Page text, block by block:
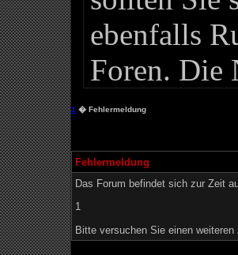
ebenfalls
Foren. Die
1 � Fehlermeldung
Fehlermeldung
Das Forum befindet sich zur Zeit
1
Bitte versuchen Sie einen